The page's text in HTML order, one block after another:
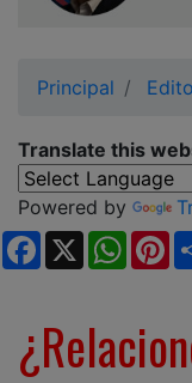
Principal
Translate this
Powered by
Facebook
X
Ciudadano